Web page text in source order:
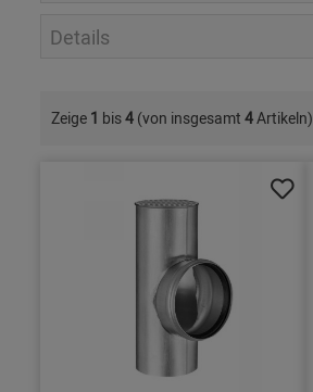
Details
Zeige 1 bis4 (von insgesamt 4Artikeln)